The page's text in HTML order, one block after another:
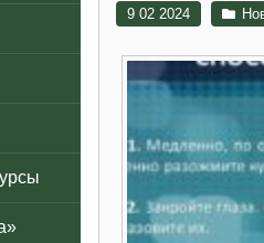
9 02 2024